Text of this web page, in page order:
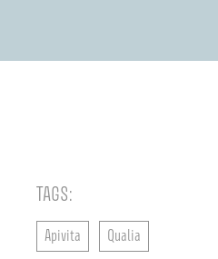
TAGS:
Apivita Qualia